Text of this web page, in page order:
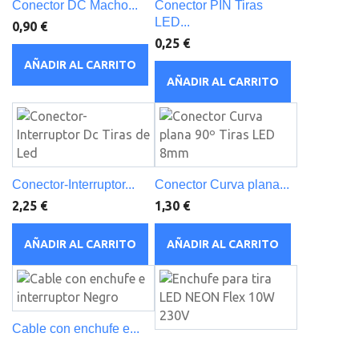
Conector DC Macho...
0,90 €
AÑADIR AL CARRITO
Conector PIN Tiras
LED...
0,25 €
AÑADIR AL CARRITO
Conector-Interruptor...
2,25 €
AÑADIR AL CARRITO
Conector Curva plana...
1,30 €
AÑADIR AL CARRITO
Cable con enchufe e...